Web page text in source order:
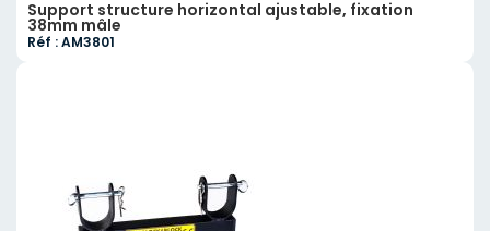
Support structure horizontal ajustable, fixation
38mm mâle
Réf : AM3801